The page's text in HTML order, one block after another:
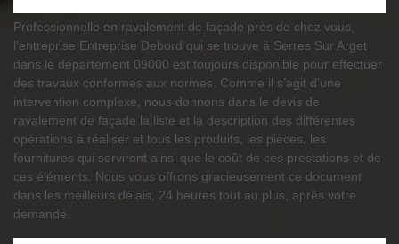
Professionnelle en ravalement de façade près de chez vous,
l’entreprise Entreprise Debord qui se trouve à Serres Sur Arget
dans le département 09000 est toujours disponible pour effectuer
des travaux conformes aux normes. Comme il s’agit d’une
intervention complexe, nous donnons dans le devis de
ravalement de façade la liste et la description des différentes
opérations à réaliser et tous les produits, les pièces, les
fournitures qui serviront ainsi que le coût de ces prestations et de
ces éléments. Nous vous offrons gracieusement ce document
dans les meilleurs délais, 24 heures tout au plus, après votre
demande.